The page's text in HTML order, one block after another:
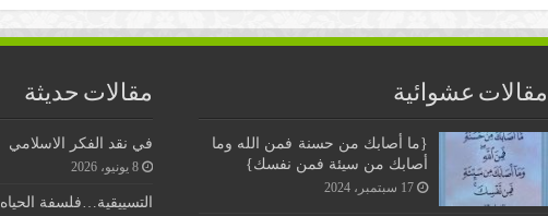
مقالات عشوائية
{ما أصابك من حسنة فمن الله وما
أصابك من سيئة فمن نفسك}
17 سبتمبر، 2024
مقالات حديثة
في نقد الفكر الاسلامي
8 يونيو، 2026
التسييقية…فلسفة الحياه